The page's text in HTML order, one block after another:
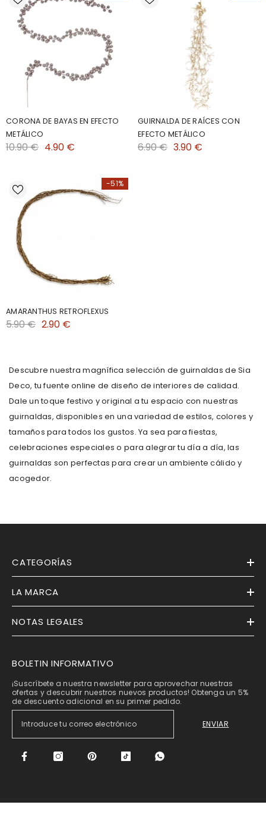
CORONA DE BAYAS EN EFECTO
METÁLICO
10.90 € 4.90 €
GUIRNALDA DE RAÍCES CON
EFECTO METÁLICO
6.90 € 3.90 €
-51%
AMARANTHUS RETROFLEXUS
5.90 € 2.90 €
Descubre nuestra magnífica selección de guirnaldas de Sia
Deco, tu fuente online de diseño de interiores de calidad.
Dale un toque festivo y original a tu espacio con nuestras
guirnaldas, disponibles en una variedad de estilos, colores y
tamaños para todos los gustos. Ya sea para fiestas,
celebraciones especiales o para alegrar tu día a día, las
guirnaldas son perfectas para crear un ambiente cálido y
acogedor.
CATEGORÍAS
LA MARCA
NOTAS LEGALES
BOLETIN INFORMATIVO
¡Suscríbete a nuestra newsletter para aprovechar nuestras
ofertas y descubrir nuestros nuevos productos! Obtenga un 5%
de descuento adicional en su primer pedido.
ENVIAR